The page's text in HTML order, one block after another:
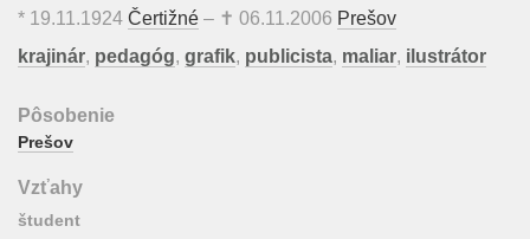
* 19.11.1924 Čertižné – ✝ 06.11.2006 Prešov
krajinár, pedagóg, grafik, publicista, maliar, ilustrátor
Pôsobenie
Prešov
Vzťahy
študent